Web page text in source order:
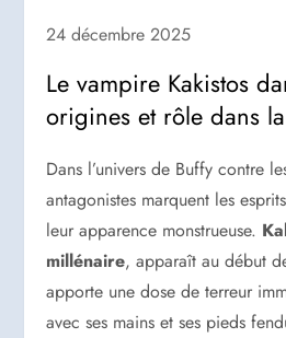
24 décembre 2025
Le vampire Kakistos
origines et rôle dans
Dans l’univers de Buffy contre
antagonistes marquent les
leur apparence monstrueuse.
millénaire, apparaît au début
apporte une dose de terreur
avec ses mains et ses pieds